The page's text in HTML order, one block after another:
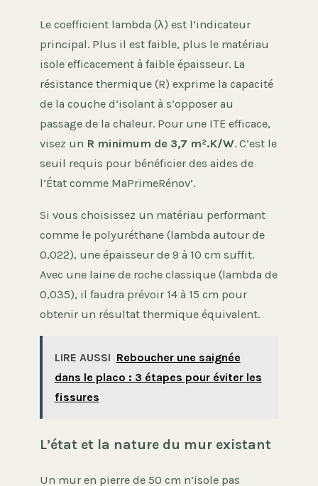
Le coefficient lambda (λ) est l’indicateur
principal. Plus il est faible, plus le matériau
isole efficacement à faible épaisseur. La
résistance thermique (R) exprime la capacité
de la couche d’isolant à s’opposer au
passage de la chaleur. Pour une ITE efficace,
visez un R minimum de 3,7 m².K/W. C’est le
seuil requis pour bénéficier des aides de
l’État comme MaPrimeRénov’.
Si vous choisissez un matériau performant
comme le polyuréthane (lambda autour de
0,022), une épaisseur de 9 à 10 cm suffit.
Avec une laine de roche classique (lambda de
0,035), il faudra prévoir 14 à 15 cm pour
obtenir un résultat thermique équivalent.
LIRE AUSSI Reboucher une saignée
dans le placo : 3 étapes pour éviter les
fissures
L’état et la nature du mur existant
Un mur en pierre de 50 cm n’isole pas